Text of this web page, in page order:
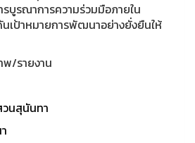
รณาการความร่วมมือภายใน
เป้าหมายการพัฒนาอย่างยั่งยืนให้
/รายงาน
นสุนันทา